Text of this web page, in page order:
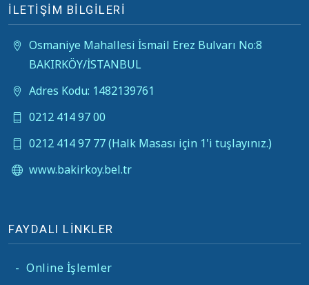
İLETİŞİM BİLGİLERİ
Osmaniye Mahallesi İsmail Erez Bulvarı No:8
BAKIRKÖY/İSTANBUL
Adres Kodu: 1482139761
0212 414 97 00
0212 414 97 77 (Halk Masası için 1'i tuşlayınız.)
www.bakirkoy.bel.tr
FAYDALI LİNKLER
- Online İşlemler